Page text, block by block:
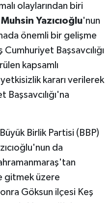
olaylarından biri
Muhsin Yazıcıoğlu'nun
önemli bir gelişme
Başsavcılığı
kapsamlı
kararı verilerek
Birlik Partisi (BBP)
da
gitmek üzere
Göksun ilçesi Keş